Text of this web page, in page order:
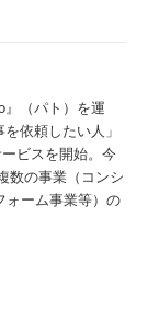
』（パト）を運
依頼したい人」
ビスを開始。今
数の事業（コンシ
ォーム事業等）の